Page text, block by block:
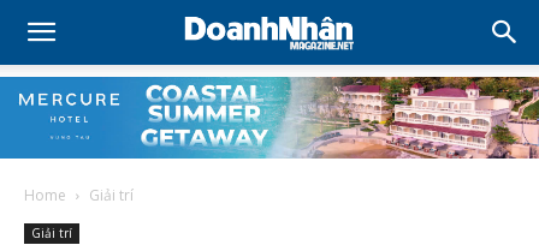
Home Giải trí
Giải trí